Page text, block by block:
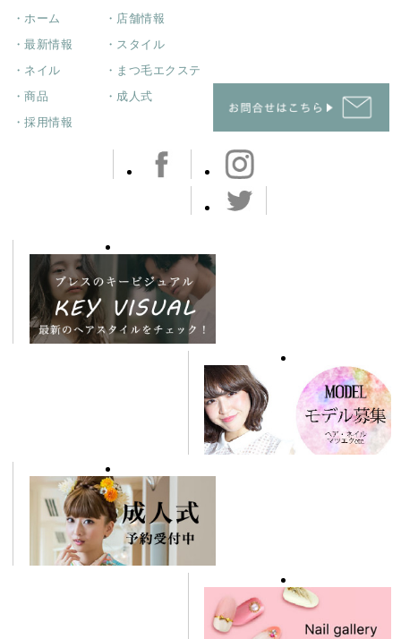
・ホーム ・店舗情報
・最新情報 ・スタイル
・ネイル ・まつ毛エクステ
・商品 ・成人式
・採用情報